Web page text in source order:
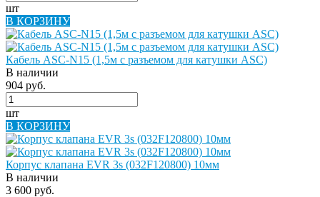
шт
В КОРЗИНУ
Кабель ASC-N15 (1,5м с разъемом для катушки ASC)
В наличии
904 руб.
шт
В КОРЗИНУ
Корпус клапана EVR 3s (032F120800) 10мм
В наличии
3 600 руб.